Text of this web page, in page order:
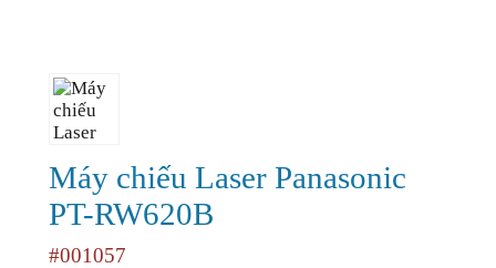
Máy chiếu Laser Panasonic
PT-RW620B
#001057